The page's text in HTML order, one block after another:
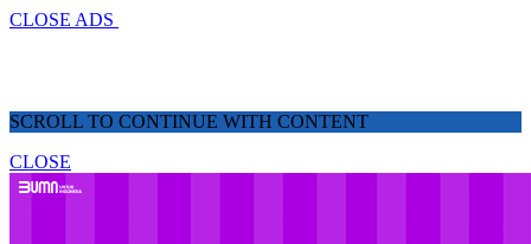
CLOSE ADS
SCROLL TO CONTINUE WITH CONTENT
CLOSE